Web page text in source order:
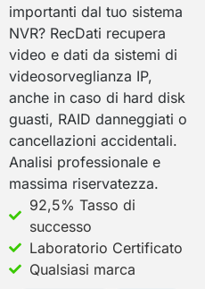
importanti dal tuo sistema
NVR? RecDati recupera
video e dati da sistemi di
videosorveglianza IP,
anche in caso di hard disk
guasti, RAID danneggiati o
cancellazioni accidentali.
Analisi professionale e
massima riservatezza.
92,5% Tasso di
successo
Laboratorio Certificato
Qualsiasi marca